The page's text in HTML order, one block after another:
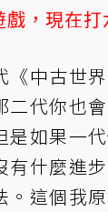
，現在打
《中古世
二代你也
是如果一
有什麼進
這個我